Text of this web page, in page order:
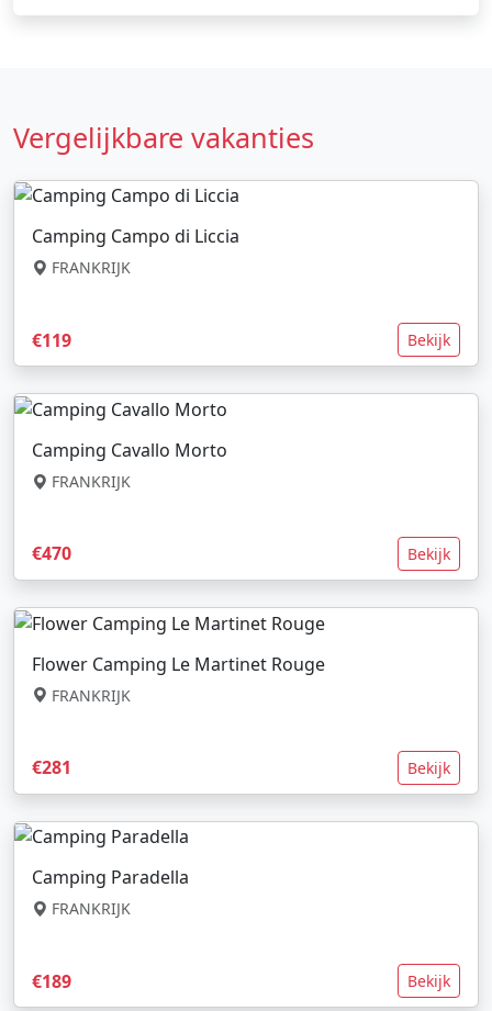
Vergelijkbare vakanties
Camping Campo di Liccia
FRANKRIJK
€119 Bekijk
Camping Cavallo Morto
FRANKRIJK
€470 Bekijk
Flower Camping Le Martinet Rouge
FRANKRIJK
€281 Bekijk
Camping Paradella
FRANKRIJK
€189 Bekijk